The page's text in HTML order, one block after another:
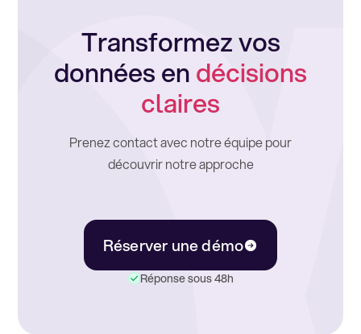
Transformez vos
données endécisions
claires
Prenez contact avec notre équipe pour
découvrir notre approche
Réserver une démo
Réponse sous 48h